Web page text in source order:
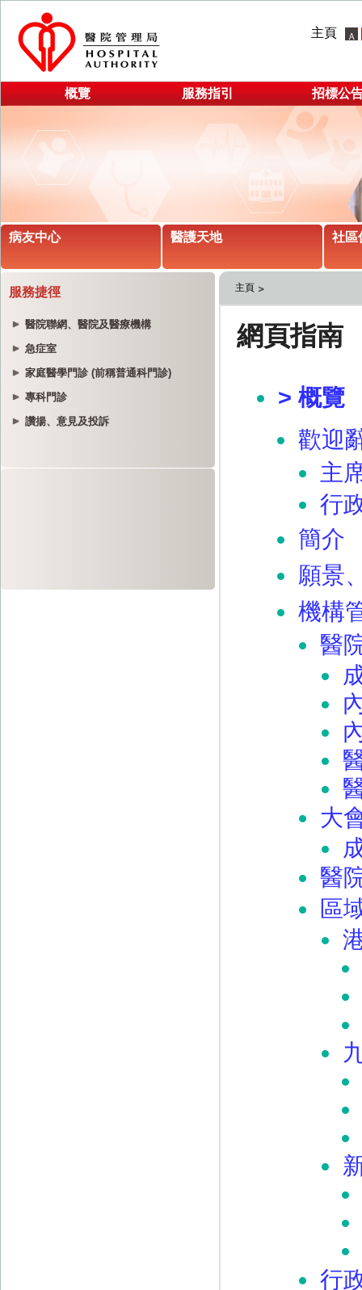
主頁
概覽 服務指引 招標公
病友中心 醫護天地 社區
服務捷徑
醫院聯網、醫院及醫療機構
急症室
家庭醫學門診 (前稱普通科門診)
專科門診
讚揚、意見及投訴
主頁